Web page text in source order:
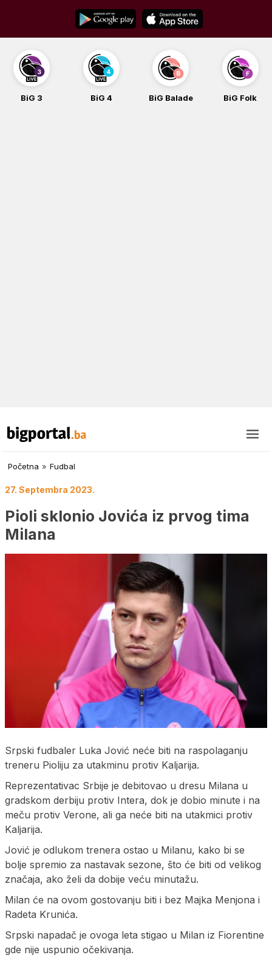
content
BiG 3 BiG 4 BiG Balade BiG Folk
Početna » Fudbal
27. Septembra 2023.
Pioli sklonio Jovića iz prvog tima
Milana
Srpski fudbaler Luka Jović neće biti na raspolaganju
treneru Pioliju za utakminu protiv Kaljarija.
Reprezentativac Srbije je debitovao u dresu Milana u
gradskom derbiju protiv Intera, dok je dobio minute i na
meču protiv Verone, ali ga neće biti na utakmici protiv
Kaljarija.
Jović je odlukom trenera ostao u Milanu, kako bi se
bolje spremio za nastavak sezone, što će biti od velikog
značaja, ako želi da dobije veću minutažu.
Milan će na ovom gostovanju biti i bez Majka Menjona i
Radeta Krunića.
Srpski napadač je ovoga leta stigao u Milan iz Fiorentine
gde nije uspunio očekivanja.